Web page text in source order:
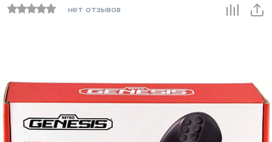
нет отзывов